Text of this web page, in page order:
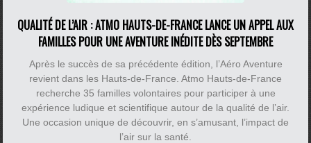
QUALITÉ DE L’AIR : ATMO HAUTS-DE-FRANCE LANCE UN APPEL AUX
FAMILLES POUR UNE AVENTURE INÉDITE DÈS SEPTEMBRE
Après le succès de sa précédente édition, l’Aéro Aventure
revient dans les Hauts-de-France. Atmo Hauts-de-France
recherche 35 familles volontaires pour participer à une
expérience ludique et scientifique autour de la qualité de l’air.
Une occasion unique de découvrir, en s’amusant, l’impact de
l’air sur la santé.